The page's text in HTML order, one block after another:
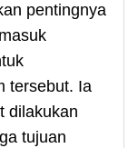
pentingnya
tersebut. Ia
dilakukan
tujuan